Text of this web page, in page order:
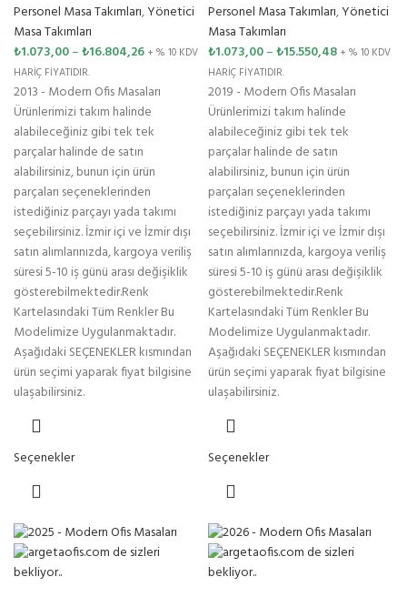
Personel Masa Takımları,Yönetici
Masa Takımları
₺1.073,00–₺16.804,26 + % 10 KDV
HARİÇ FİYATIDIR.
2013 - Modern Ofis Masaları
Ürünlerimizi takım halinde
alabileceğiniz gibi tek tek
parçalar halinde de satın
alabilirsiniz, bunun için ürün
parçaları seçeneklerinden
istediğiniz parçayı yada takımı
seçebilirsiniz. İzmir içi ve İzmir dışı
satın alımlarınızda, kargoya veriliş
süresi 5-10 iş günü arası değişiklik
gösterebilmektedir.Renk
Kartelasındaki Tüm Renkler Bu
Modelimize Uygulanmaktadır.
Aşağıdaki SEÇENEKLER kısmından
ürün seçimi yaparak fiyat bilgisine
ulaşabilirsiniz.
Seçenekler
Personel Masa Takımları,Yönetici
Masa Takımları
₺1.073,00–₺15.550,48 + % 10 KDV
HARİÇ FİYATIDIR.
2019 - Modern Ofis Masaları
Ürünlerimizi takım halinde
alabileceğiniz gibi tek tek
parçalar halinde de satın
alabilirsiniz, bunun için ürün
parçaları seçeneklerinden
istediğiniz parçayı yada takımı
seçebilirsiniz. İzmir içi ve İzmir dışı
satın alımlarınızda, kargoya veriliş
süresi 5-10 iş günü arası değişiklik
gösterebilmektedir.Renk
Kartelasındaki Tüm Renkler Bu
Modelimize Uygulanmaktadır.
Aşağıdaki SEÇENEKLER kısmından
ürün seçimi yaparak fiyat bilgisine
ulaşabilirsiniz.
Seçenekler